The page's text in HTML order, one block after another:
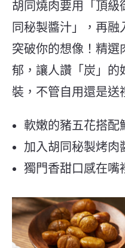
胡同燒肉要用「頂級
同秘製醬汁」，再融
突破你的想像！精選
郁，讓人讚「炭」的
裝，不管自用還是送
軟嫩的豬五花搭配
加入胡同秘製烤肉
獨門香甜口感在嘴